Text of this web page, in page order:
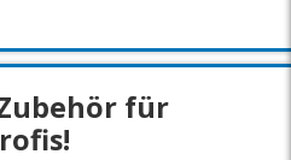
für